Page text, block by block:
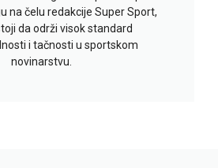
na čelu redakcije Super Sport,
da održi visok standard
i tačnosti u sportskom
novinarstvu.